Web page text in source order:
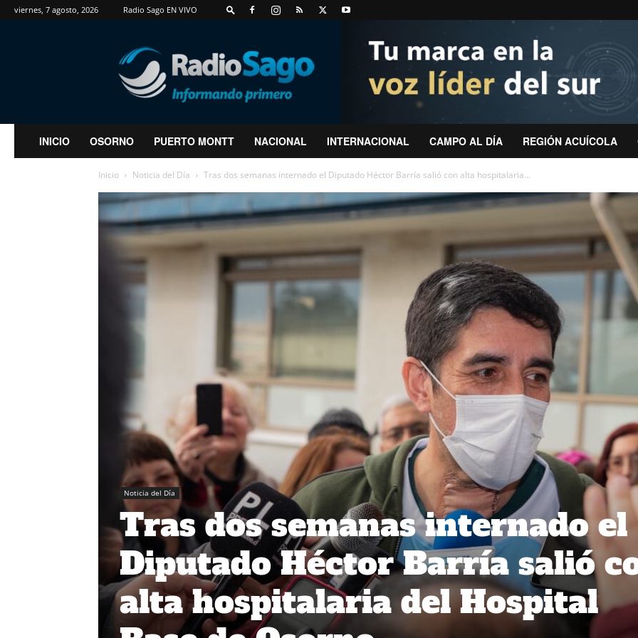
viernes, 7 agosto, 2026 Radio Sago EN VIVO
RadioSago
INICIO OSORNO PUERTO MONTT NACIONAL INTERNACIONAL CAMPO AL DÍA REGIÓN ACUÍCOLA
Inicio Noticia del Día Tras dos semanas internado el Diputado Héctor Barría salió con alta hospitalaria...
Noticia del Día
Tras dos semanas internado el
Diputado Héctor Barría salió
alta hospitalaria del Hospital